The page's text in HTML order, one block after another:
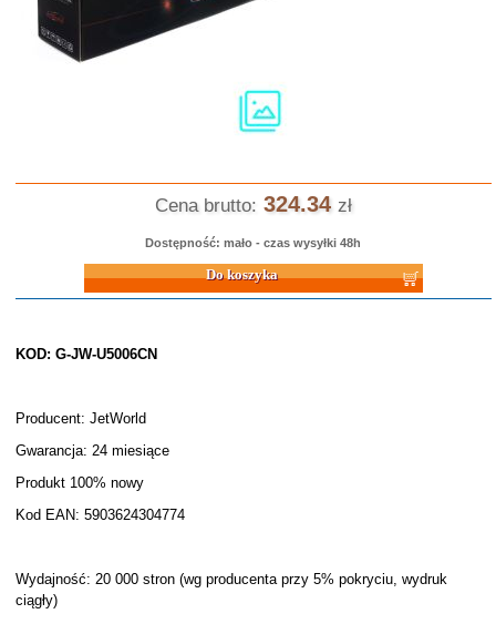
Cena brutto: 324.34 zł
Dostępność: mało - czas wysyłki 48h
Do koszyka
KOD: G-JW-U5006CN
Producent: JetWorld
Gwarancja: 24 miesiące
Produkt 100% nowy
Kod EAN: 5903624304774
Wydajność: 20 000 stron (wg producenta przy 5% pokryciu, wydruk
ciągły)